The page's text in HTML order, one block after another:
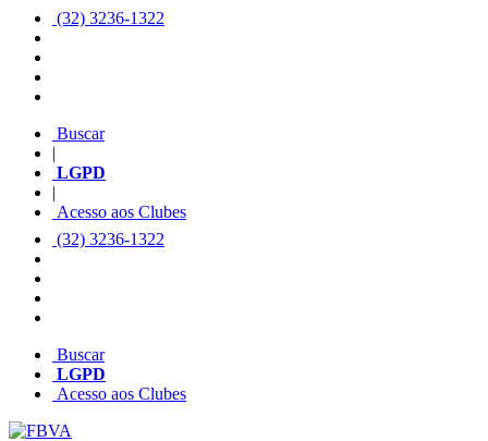
(32) 3236-1322
Buscar
|
LGPD
|
Acesso aos Clubes
(32) 3236-1322
Buscar
LGPD
Acesso aos Clubes